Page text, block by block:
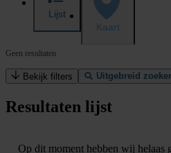
Lijst
Kaart
Geen resultaten
Bekijk filters Uitgebreid
Resultaten lijst
Op dit moment hebben wij helaas